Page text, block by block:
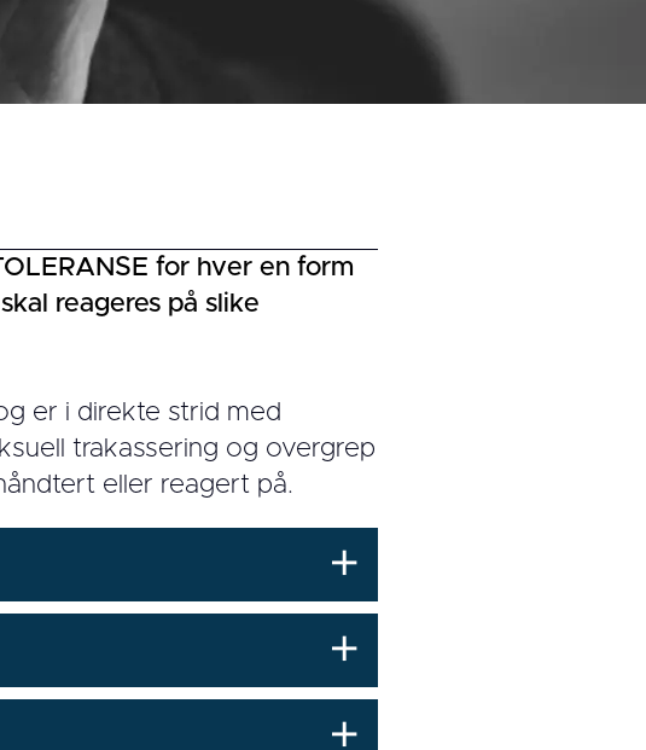
for hver en form
reageres på slike
er i direkte strid med
trakassering og overgrep
eller reagert på.